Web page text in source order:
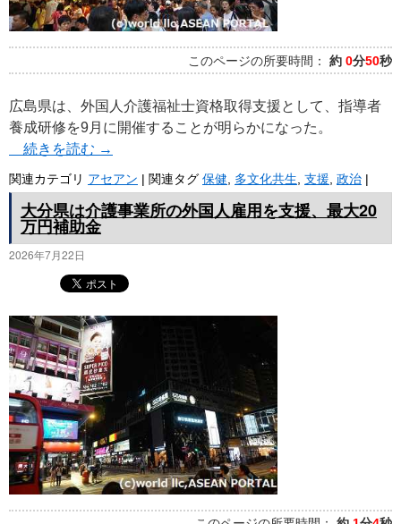
このページの所要時間： 約 0分50秒
広島県は、外国人介護福祉士資格取得支援として、指導者
養成研修を9月に開催することが明らかになった。
続きを読む →
関連カテゴリ アセアン | 関連タグ 保健 多文化共生 支援 政治 |
大分県は介護事業所の外国人雇用を支援、最大20
万円補助金
2026年7月22日